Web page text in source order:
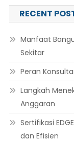
RECENT
Manfaat
Sekitar
Peran
Langkah
Anggaran
Sertifikasi
dan Efisien